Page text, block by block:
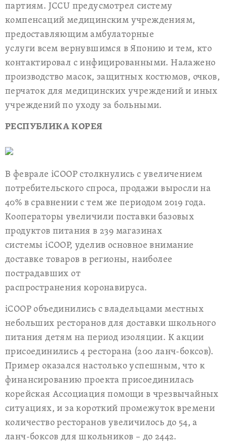
партиям. JCCU предусмотрел систему
компенсаций медицинским учреждениям,
предоставляющим амбулаторные
услуги всем вернувшимся в Японию и тем, кто
контактировал с инфицированными. Налажено
производство масок, защитных костюмов, очков,
перчаток для медицинских учреждений и иных
учреждений по уходу за больными.
РЕСПУБЛИКА КОРЕЯ
В феврале iCOOP столкнулись с увеличением
потребительского спроса, продажи выросли на
40% в сравнении с тем же периодом 2019 года.
Кооператоры увеличили поставки базовых
продуктов питания в 239 магазинах
системы iCOOP, уделив основное внимание
доставке товаров в регионы, наиболее
пострадавших от
распространения коронавируса.
iCOOP объединились с владельцами местных
небольших ресторанов для доставки школьного
питания детям на период изоляции. К акции
присоединились 4 ресторана (200 ланч-боксов).
Пример оказался настолько успешным, что к
финансированию проекта присоединилась
корейская Ассоциация помощи в чрезвычайных
ситуациях, и за короткий промежуток времени
количество ресторанов увеличилось до 54, а
ланч-боксов для школьников – до 2442.